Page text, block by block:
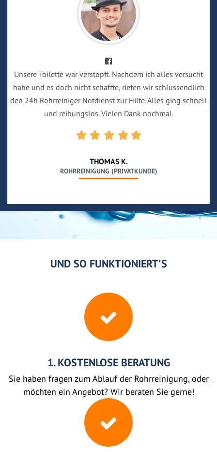
Unsere Toilette war verstopft. Nachdem ich alles versucht
habe und es doch nicht schaffte, riefen wir schlussendlich
den 24h Rohrreiniger Notdienst zur Hilfe. Alles ging schnell
und reibungslos. Vielen Dank nochmal.
THOMAS K.
ROHRREINIGUNG (PRIVATKUNDE)
UND SO FUNKTIONIERT'S
1. KOSTENLOSE BERATUNG
Sie haben fragen zum Ablauf der Rohrreinigung, oder
möchten ein Angebot? Wir beraten Sie gerne!